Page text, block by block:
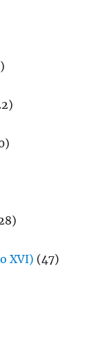
XVI) (47)